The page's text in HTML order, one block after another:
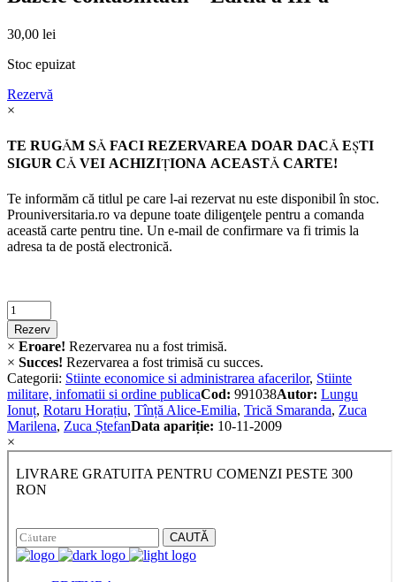
30,00 lei
Stoc epuizat
Rezervă
×
TE RUGĂM SĂ FACI REZERVAREA DOAR DACĂ EŞTI
SIGUR CĂ VEI ACHIZIŢIONA ACEASTĂ CARTE!
Te informăm că titlul pe care l-ai rezervat nu este disponibil în stoc.
Prouniversitaria.ro va depune toate diligenţele pentru a comanda
această carte pentru tine. Un e-mail de confirmare va fi trimis la
adresa ta de postă electronică.
Criminalistica
quantity
Rezerv
× Eroare! Rezervarea nu a fost trimisă.
× Succes! Rezervarea a fost trimisă cu succes.
Categorii: Stiinte economice si administrarea afacerilor, Stiinte
militare, infomatii si ordine publicaCod: 991038Autor: Lungu
Ionuț, Rotaru Horațiu, Tînță Alice-Emilia, Trică Smaranda, Zuca
Marilena, Zuca ȘtefanData apariție: 10-11-2009
×